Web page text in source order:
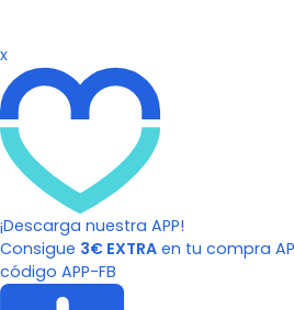
x
¡Descarga nuestra APP!
Consigue 3€ EXTRA en tu compra
código APP-FB